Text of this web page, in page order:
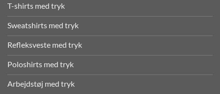
T-shirts med tryk
Sweatshirts med tryk
Refleksveste med tryk
Poloshirts med tryk
Arbejdstøj med tryk